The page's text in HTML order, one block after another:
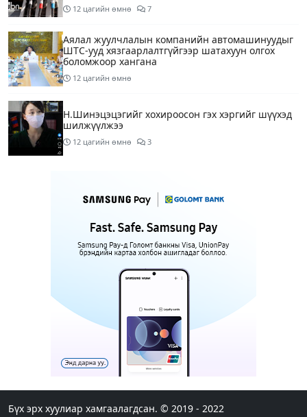
12 цагийн өмнө 7
Аялал жуулчлалын компанийн автомашинуудыг
ШТС-ууд хязгаарлалтгүйгээр шатахуун олгох
боломжоор хангана
12 цагийн өмнө
Н.Шинэцэцэгийг хохироосон гэх хэргийг шүүхэд
шилжүүлжээ
12 цагийн өмнө 3
байгааг 100 мянга болгож нэмэгдүүлэхээр
ажиллаж байна
Мотоциклтэй эмэгтэйг араас нь зориудаар
16 цагийн өмнө 5
Монополын эсрэг газрыг асуудлаас зугтаалгүй
шатахуун дамлан зарж буй асуудалд хяналт
тавихыг үүрэгдэв
17 цагийн өмнө 2
Тарвас ачих ажилд туслахаар гэрээсээ гарсан 10
настай охиныг 7 дахь өдрөө хайж байна
Бүх эрх хуулиар хамгаалагдсан. © 2019 - 2022